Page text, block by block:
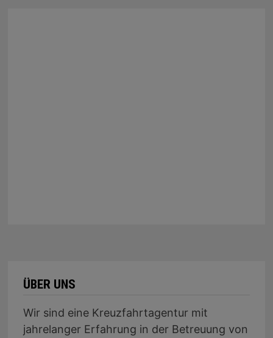
ÜBER UNS
Wir sind eine Kreuzfahrtagentur mit
jahrelanger Erfahrung in der Betreuung von